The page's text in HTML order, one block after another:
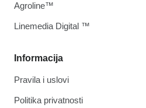
Informacija
Pravila i uslovi
Politika privatnosti
Agroline™
Linemedia Digital ™